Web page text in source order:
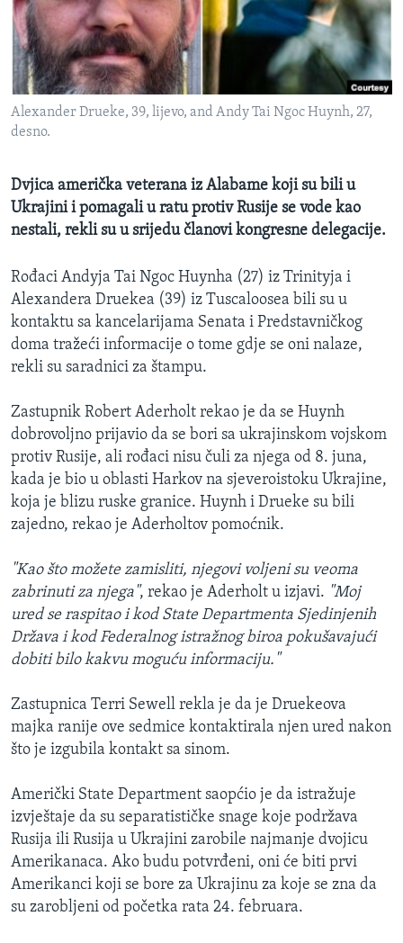
MAGAZIN
O GLASU AMERIKE
Learning English
Jezici
Alexander Drueke, 39, lijevo, and Andy Tai Ngoc Huynh, 27,
desno.
Dvjica američka veterana iz Alabame koji su bili u
Ukrajini i pomagali u ratu protiv Rusije se vode kao
nestali, rekli su u srijedu članovi kongresne delegacije.
Rođaci Andyja Tai Ngoc Huynha (27) iz Trinityja i
Alexandera Druekea (39) iz Tuscaloosea bili su u
kontaktu sa kancelarijama Senata i Predstavničkog
doma tražeći informacije o tome gdje se oni nalaze,
rekli su saradnici za štampu.
Zastupnik Robert Aderholt rekao je da se Huynh
dobrovoljno prijavio da se bori sa ukrajinskom vojskom
protiv Rusije, ali rođaci nisu čuli za njega od 8. juna,
kada je bio u oblasti Harkov na sjeveroistoku Ukrajine,
koja je blizu ruske granice. Huynh i Drueke su bili
zajedno, rekao je Aderholtov pomoćnik.
"Kao što možete zamisliti, njegovi voljeni su veoma
zabrinuti za njega", rekao je Aderholt u izjavi. "Moj
ured se raspitao i kod State Departmenta Sjedinjenih
Država i kod Federalnog istražnog biroa pokušavajući
dobiti bilo kakvu moguću informaciju."
Zastupnica Terri Sewell rekla je da je Druekeova
majka ranije ove sedmice kontaktirala njen ured nakon
što je izgubila kontakt sa sinom.
Američki State Department saopćio je da istražuje
izvještaje da su separatističke snage koje podržava
Rusija ili Rusija u Ukrajini zarobile najmanje dvojicu
Amerikanaca. Ako budu potvrđeni, oni će biti prvi
Amerikanci koji se bore za Ukrajinu za koje se zna da
su zarobljeni od početka rata 24. februara.